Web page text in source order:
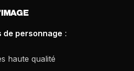
de personnage :
haute qualité